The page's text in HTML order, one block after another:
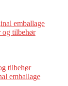
emballage
og tilbehør
tilbehør
emballage